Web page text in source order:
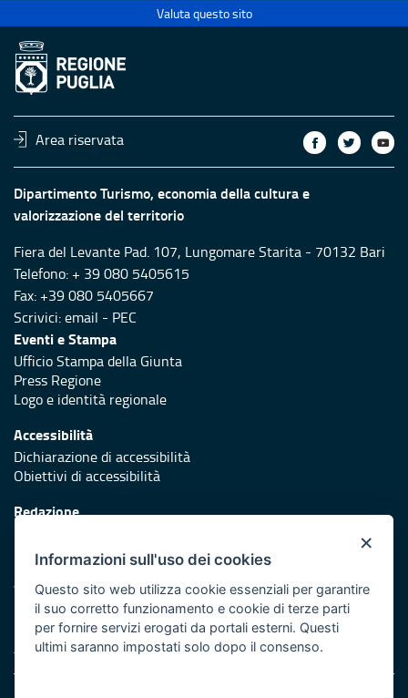
Valuta questo sito
Area riservata
Dipartimento Turismo, economia della cultura e
valorizzazione del territorio
Fiera del Levante Pad. 107, Lungomare Starita - 70132 Bari
Telefono: + 39 080 5405615
Fax: +39 080 5405667
Scrivici:email - PEC
Eventi e Stampa
Ufficio Stampa della Giunta
Press Regione
Logo e identità regionale
Accessibilità
Dichiarazione di accessibilità
Obiettivi di accessibilità
Redazione
Protezione civile
Vai al sito di Protezione Civile Puglia
Iniziativa finanziata con risorse del POR Puglia 2014/2020 -
Asse XI
×
Informazioni sull'uso dei cookies
Questo sito web utilizza cookie essenziali per garantire
il suo corretto funzionamento e cookie di terze parti
per fornire servizi erogati da portali esterni. Questi
ultimi saranno impostati solo dopo il consenso.